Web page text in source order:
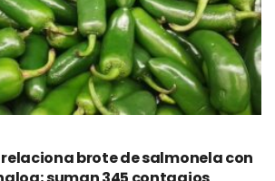
brote de salmonela con